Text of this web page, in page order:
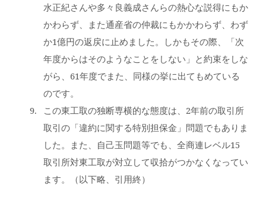
水正紀さんや多々良義成さんらの熱心な説得にもか
かわらず、また通産省の仲裁にもかかわらず、わず
か1億円の返戻に止めました。しかもその際、「次
年度からはそのようなことをしない」と約束をしな
がら、61年度でまた、同様の挙に出てもめている
のです。
この東工取の独断専横的な態度は、2年前の取引所
取引の「違約に関する特別担保金」問題でもありま
した。また、自己玉問題等でも、全商連レベル15
取引所対東工取が対立して収拾がつかなくなってい
ます。（以下略、引用終）